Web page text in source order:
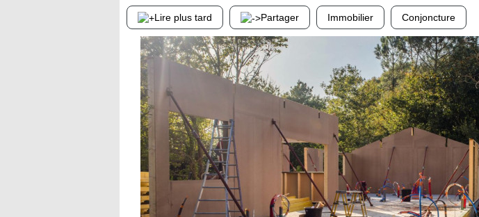
Lire plus tard Partager Immobilier Conjoncture